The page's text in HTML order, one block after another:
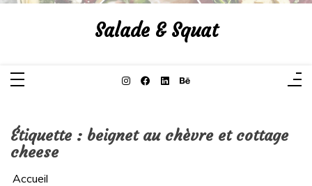
Aller
Salade & Squat
Étiquette : beignet au chèvre et cottage
cheese
Accueil